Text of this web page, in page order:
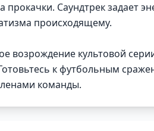
прокачки. Саундтрек задает
происходящему.
возрождение культовой
к футбольным
команды.